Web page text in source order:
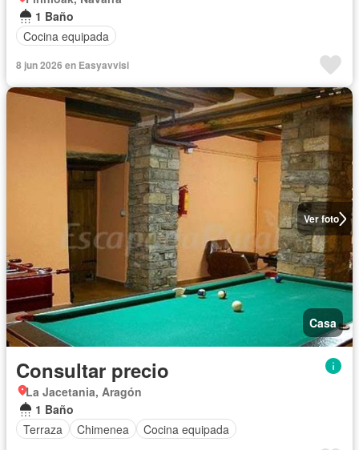
1 Baño
Cocina equipada
8 jun 2026 en Easyavvisi
Ver foto
Casa
Consultar precio
La Jacetania, Aragón
1 Baño
Terraza
Chimenea Cocina equipada